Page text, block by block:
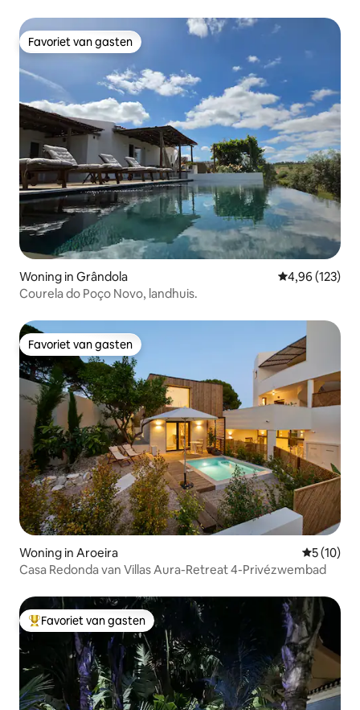
Favoriet van gasten
Favoriet van gasten
Woning in Grândola Gemiddelde
4,96 (123)
Courela do Poço Novo, landhuis.
Favoriet van gasten
Favoriet van gasten
Woning in Aroeira
5 (10)
Casa Redonda van Villas Aura-Retreat 4-Privézwembad
Topfavoriet van gasten
Favoriet van gasten